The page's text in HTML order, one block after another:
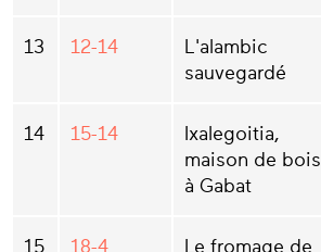
13 12-14
L'alambic
sauvegardé
14 15-14
Ixalegoitia,
maison de bois
à Gabat
15 18-4
Le fromage de